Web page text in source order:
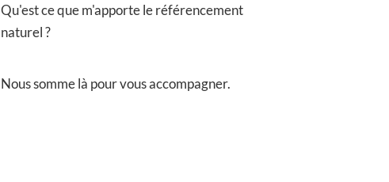
Qu'est ce que m'apporte le référencement
naturel ?
Nous somme là pour vous accompagner.